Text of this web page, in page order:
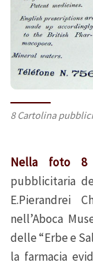
8 Cartolina
Nella foto 8
pubblicitaria
E.Pierandrei
nell’Aboca
delle “Erbe e
la farmacia